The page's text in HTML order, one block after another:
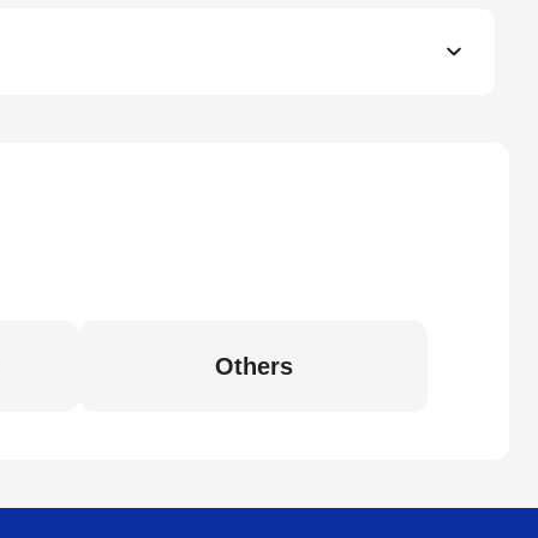
Others